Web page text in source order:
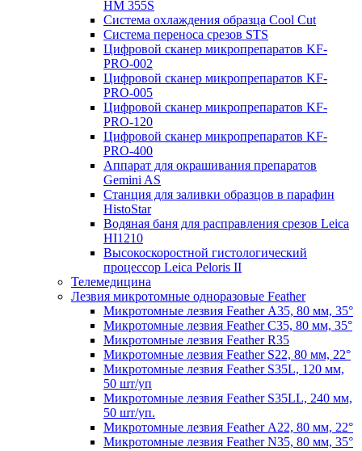
HM 355S
Система охлаждения образца Cool Cut
Система переноса срезов STS
Цифровой сканер микропрепаратов KF-
PRO-002
Цифровой сканер микропрепаратов KF-
PRO-005
Цифровой сканер микропрепаратов KF-
PRO-120
Цифровой сканер микропрепаратов KF-
PRO-400
Аппарат для окрашивания препаратов
Gemini AS
Станция для заливки образцов в парафин
HistoStar
Водяная баня для расправления срезов Leica
HI1210
Высокоскоростной гистологический
процессор Leica Peloris II
Телемедицина
Лезвия микротомные одноразовые Feather
Микротомные лезвия Feather А35, 80 мм, 35°
Микротомные лезвия Feather С35, 80 мм, 35°
Микротомные лезвия Feather R35
Микротомные лезвия Feather S22, 80 мм, 22°
Микротомные лезвия Feather S35L, 120 мм,
50 шт/уп
Микротомные лезвия Feather S35LL, 240 мм,
50 шт/уп.
Микротомные лезвия Feather А22, 80 мм, 22°
Микротомные лезвия Feather N35, 80 мм, 35°